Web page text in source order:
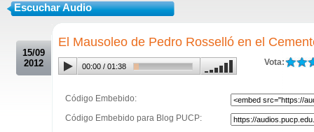
Escuchar Audio
15/09
2012
El Mausoleo de Pedro Rosselló en el
Vota:
00:00 / 01:38
Código Embebido:
Código Embebido para Blog PUCP: